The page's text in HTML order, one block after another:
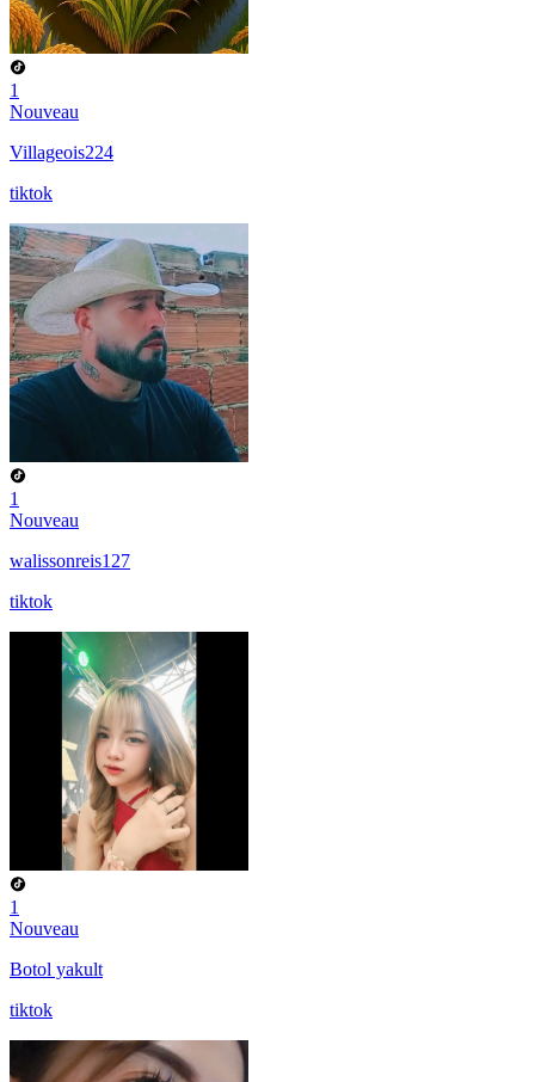
1
Nouveau
Villageois224
tiktok
1
Nouveau
walissonreis127
tiktok
1
Nouveau
Botol yakult
tiktok